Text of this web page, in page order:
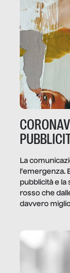
La
l’emergenza.
pubblicità e la
rosso che
davvero